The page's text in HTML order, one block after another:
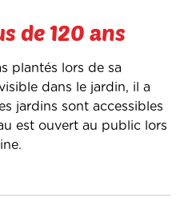
de 120 ans
plantés lors de sa
dans le jardin, il a
jardins sont accessibles
est ouvert au public lors